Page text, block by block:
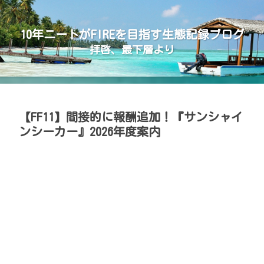
10年ニートがFIREを目指す生態記録ブログ
拝啓、最下層より
【FF11】間接的に報酬追加！『サンシャイ
ンシーカー』2026年度案内